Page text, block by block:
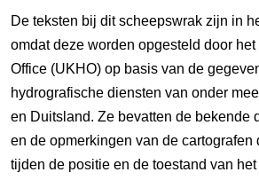
De teksten bij dit scheepswrak zijn in
omdat deze worden opgesteld door
Office (UKHO) op basis van de
hydrografische diensten van onder
en Duitsland. Ze bevatten de bekende
en de opmerkingen van de cartografen
tijden de positie en de toestand van